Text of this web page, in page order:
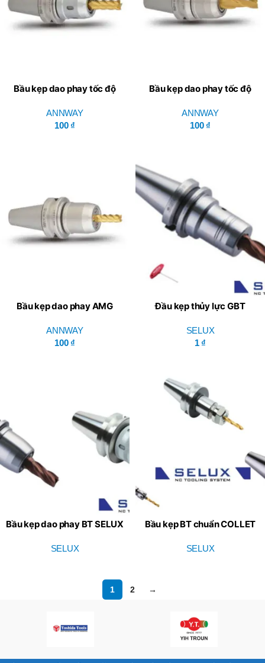
Bầu kẹp dao phay tốc độ
ANNWAY
ANNWAY
100 ₫
Bầu kẹp dao phay tốc độ
ANNWAY
ANNWAY
100 ₫
Bầu kẹp dao phay AMG
BT/NT – ANNWAY
ANNWAY
100 ₫
Đầu kẹp thủy lực GBT
SELUX
1 ₫
Bầu kẹp dao phay BT SELUX
SELUX
Bầu kẹp BT chuẩn COLLET
SELUX
1 2 →